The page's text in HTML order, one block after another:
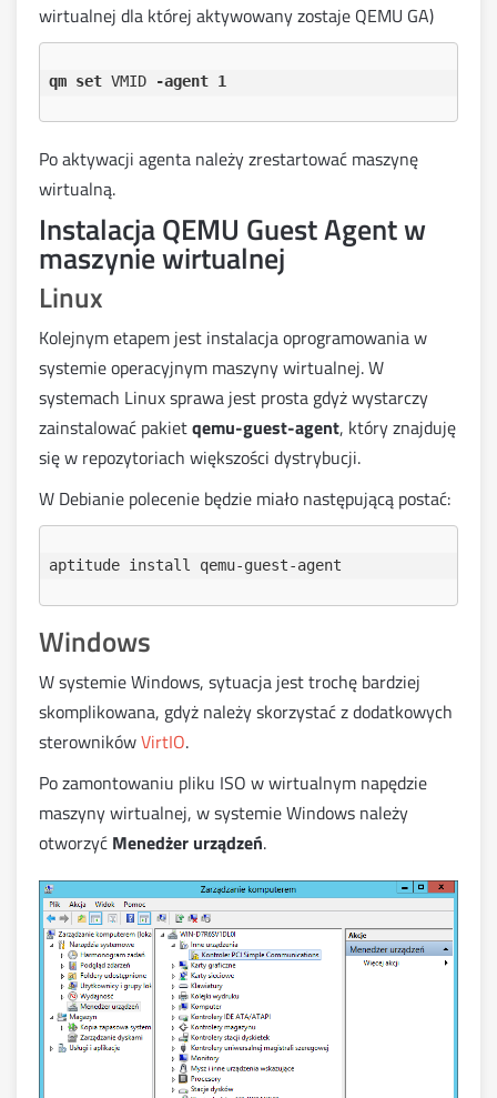
wirtualnej dla której aktywowany zostaje QEMU GA)
qm set VMID -agent 1
Po aktywacji agenta należy zrestartować maszynę
wirtualną.
Instalacja QEMU Guest Agent w
maszynie wirtualnej
Linux
Kolejnym etapem jest instalacja oprogramowania w
systemie operacyjnym maszyny wirtualnej. W
systemach Linux sprawa jest prosta gdyż wystarczy
zainstalować pakietqemu-guest-agent, który znajduję
się w repozytoriach większości dystrybucji.
W Debianie polecenie będzie miało następującą postać:
Windows
W systemie Windows, sytuacja jest trochę bardziej
skomplikowana, gdyż należy skorzystać z dodatkowych
sterownikówVirtIO.
Po zamontowaniu pliku ISO w wirtualnym napędzie
maszyny wirtualnej, w systemie Windows należy
otworzyć Menedżer urządzeń.